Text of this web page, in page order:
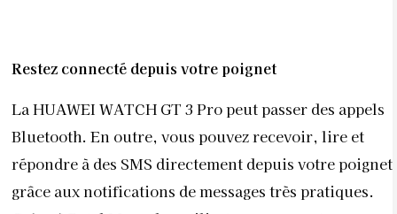
Restez connecté depuis votre poignet
La HUAWEI WATCH GT 3 Pro peut passer des appels
Bluetooth. En outre, vous pouvez recevoir, lire et
répondre à des SMS directement depuis votre poignet
grâce aux notifications de messages très pratiques.